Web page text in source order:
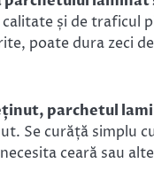
și de traficul
poate dura zeci
parchetul
Se curăță simplu
ceară sau